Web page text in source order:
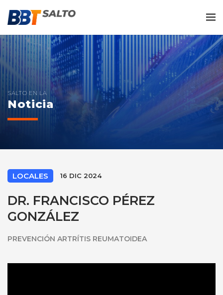
SALTO EN LA
Noticia
LOCALES 16 DIC 2024
DR. FRANCISCO PÉREZ
GONZÁLEZ
PREVENCIÓN ARTRÍTIS REUMATOIDEA